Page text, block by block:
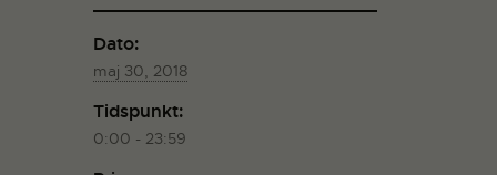
Dato:
maj 30, 2018
Tidspunkt:
0:00 - 23:59